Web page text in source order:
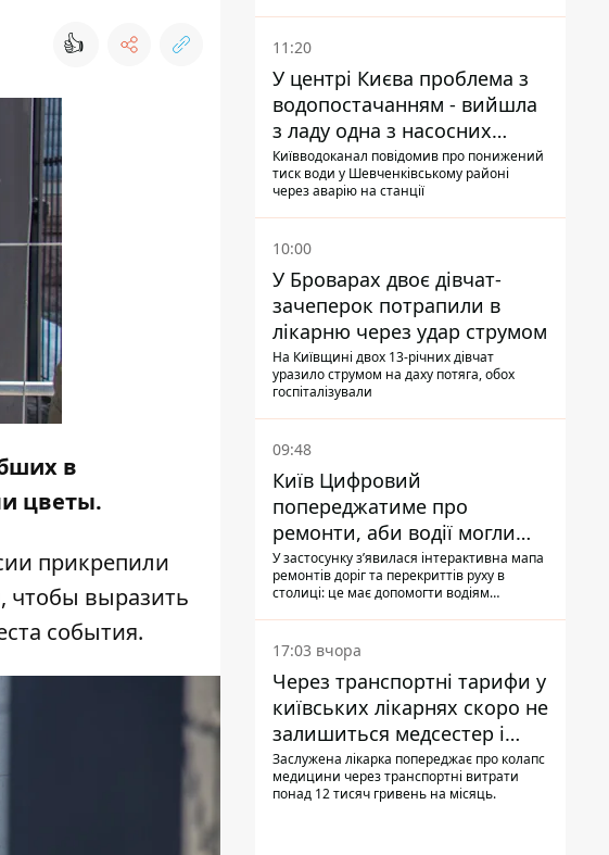
👍
в
цветы.
прикрепили
чтобы выразить
события.
11:20
У центрі Києва проблема з
водопостачанням - вийшла
з ладу одна з насосних
станцій
Київводоканал повідомив про понижений
тиск води у Шевченківському районі
через аварію на станції
10:00
У Броварах двоє дівчат-
зачеперок потрапили в
лікарню через удар струмом
На Київщині двох 13-річних дівчат
уразило струмом на даху потяга, обох
госпіталізували
09:48
Київ Цифровий
попереджатиме про
ремонти, аби водії могли
уникати ділянок із заторами
У застосунку зʼявилася інтерактивна мапа
ремонтів доріг та перекриттів руху в
столиці: це має допомогти водіям
17:03 вчора
Через транспортні тарифи у
київських лікарнях скоро не
залишиться медсестер і
санітарок - професор
Голубовська
Заслужена лікарка попереджає про колапс
медицини через транспортні витрати
понад 12 тисяч гривень на місяць.